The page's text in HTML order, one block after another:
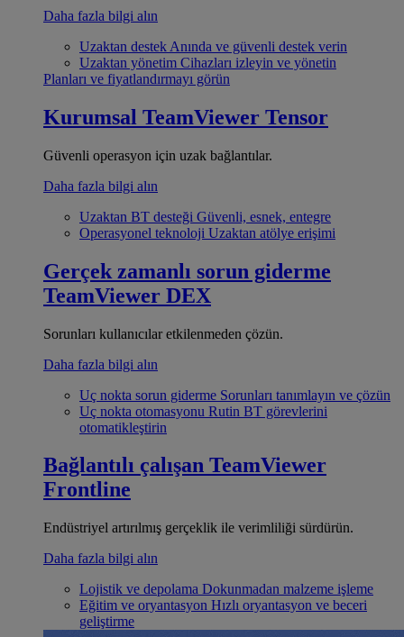
Daha fazla bilgi alın
Uzaktan destek Anında ve güvenli destek verin
Uzaktan yönetim Cihazları izleyin ve yönetin
Planları ve fiyatlandırmayı görün
Kurumsal TeamViewer Tensor
Güvenli operasyon için uzak bağlantılar.
Daha fazla bilgi alın
Uzaktan BT desteği Güvenli, esnek, entegre
Operasyonel teknoloji Uzaktan atölye erişimi
Gerçek zamanlı sorun giderme
TeamViewer DEX
Sorunları kullanıcılar etkilenmeden çözün.
Daha fazla bilgi alın
Uç nokta sorun giderme Sorunları tanımlayın ve çözün
Uç nokta otomasyonu Rutin BT görevlerini
otomatikleştirin
Bağlantılı çalışan TeamViewer
Frontline
Endüstriyel artırılmış gerçeklik ile verimliliği sürdürün.
Daha fazla bilgi alın
Lojistik ve depolama Dokunmadan malzeme işleme
Eğitim ve oryantasyon Hızlı oryantasyon ve beceri
geliştirme